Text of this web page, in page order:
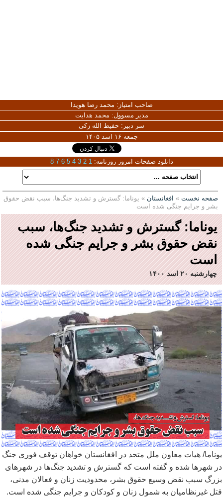
صاحب امتیاز: محمد رضا هویدا
مدیر مسوول: محمد هدایت
سر دبیر: حفیظ الله زکی
جمعه ۱۶ اسد ۱۴۰۵
دانلود صفحات امروز روزنامه: 1
2
3
4
5
6
7
8
صفحه نخست » افغانستان » یوناما: گسترش و تشدید جنگ‌ها، سبب نقض حقوق
بشر و جرایم جنگی شده است
یوناما: گسترش و تشدید جنگ‌ها، سبب
نقض حقوق بشر و جرایم جنگی شده
است
چهارشنبه ۲۰ اسد ۱۴۰۰
یوناما/ هیات معاون ملل متحد در افغانستان خواهان توقف فوری جنگ
در شهرها شده و گفته است که گسترش و تشدید جنگها در شهرهای
بزرگ سبب نقض وسیع حقوق بشر، محدودیت زنان و فعالان مدنی،
قتل غیرنظامیان به شمول زنان و کودکان و جرایم جنگی شده است.